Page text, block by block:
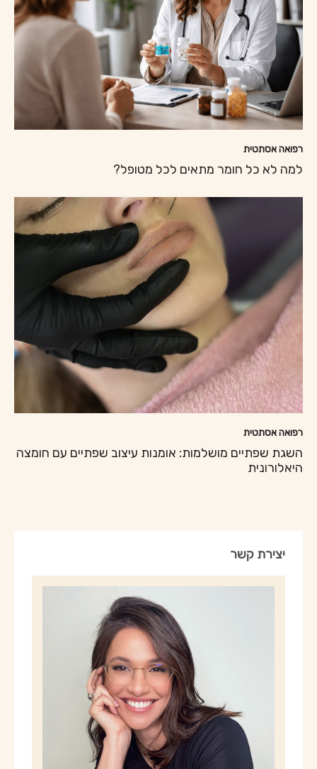
רפואה אסתטית
למה לא כל חומר מתאים לכל מטופל?
רפואה אסתטית
השגת שפתיים מושלמות: אומנות עיצוב שפתיים עם חומצה
היאלורונית
יצירת קשר